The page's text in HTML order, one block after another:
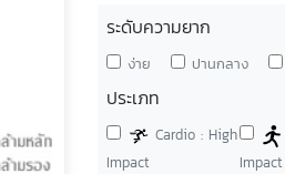
ระดับความยาก
ง่าย ปานกลาง
ประเภท
Cardio : High
Impact
Impact